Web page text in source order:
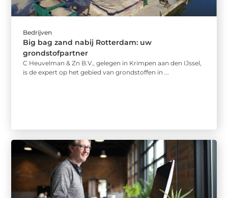
Bedrijven
Big bag zand nabij Rotterdam: uw
grondstofpartner
C Heuvelman & Zn B.V., gelegen in Krimpen aan den IJssel,
is de expert op het gebied van grondstoffen in ...